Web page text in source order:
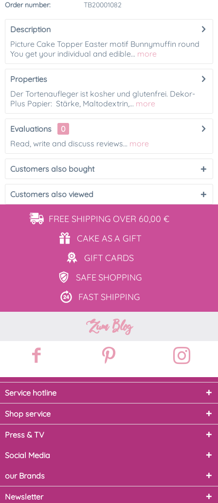
Order number: TB20001082
Description
Picture Cake Topper Easter motif Bunnymuffin round
You get your individual and edible... more
Properties
Der Tortenaufleger ist kosher und glutenfrei. Dekor-
Plus Papier: Stärke, Maltodextrin,... more
Evaluations
0
Read, write and discuss reviews... more
Customers also bought
Customers also viewed
FREE SHIPPING OVER 60,00 €
CAKE ASA GIFT
GIFT CARDS
SAFE SHOPPING
FAST SHIPPING
Zum Blog
Service hotline
Shop service
Press & TV
Social Media
our Brands
Newsletter